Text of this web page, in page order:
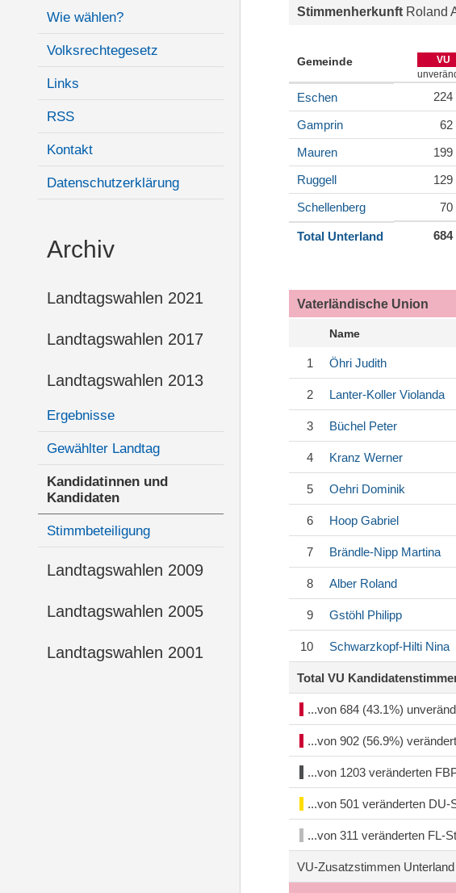
Wie wählen?
Volksrechtegesetz
Links
RSS
Kontakt
Datenschutzerklärung
Archiv
Landtagswahlen 2021
Landtagswahlen 2017
Landtagswahlen 2013
Ergebnisse
Gewählter Landtag
Kandidatinnen und
Kandidaten
Stimmbeteiligung
Landtagswahlen 2009
Landtagswahlen 2005
Landtagswahlen 2001
Stimmenherkunft Roland
Gemeinde
VU
Eschen 224
Gamprin 62
Mauren
199
Ruggell
129
Schellenberg
70
Total Unterland 684
Vaterländische Union
Name
1 Öhri Judith
2 Lanter-Koller Violanda
3 Büchel Peter
4 Kranz Werner
5 Oehri Dominik
6 Hoop Gabriel
7 Brändle-Nipp Martina
8 Alber Roland
9 Gstöhl Philipp
10 Schwarzkopf-Hilti Nina
Total VU
...von 684 (43.1%)
...von 902 (56.9%)
...von 1203 veränderten
...von 501 veränderten DU-
...von 311 veränderten FL-
VU-Zusatzstimmen Unterland